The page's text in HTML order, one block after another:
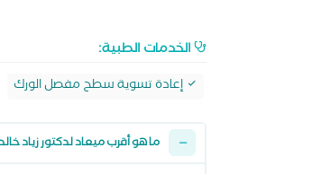
الخدمات الطبية:
إعادة تسوية سطح مفصل الورك
ما هو أقرب ميعاد لدكتور زياد